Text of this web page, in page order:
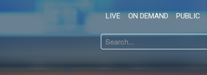
LIVE ON DEMAND PUBLIC
Search
...